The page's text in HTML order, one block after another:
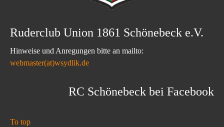
Ruderclub Union 1861 Schönebeck e.V.
Hinweise und Anregungen bitte an mailto:
webmaster(at)wsydlik.de
RC Schönebeck bei Facebook
To top